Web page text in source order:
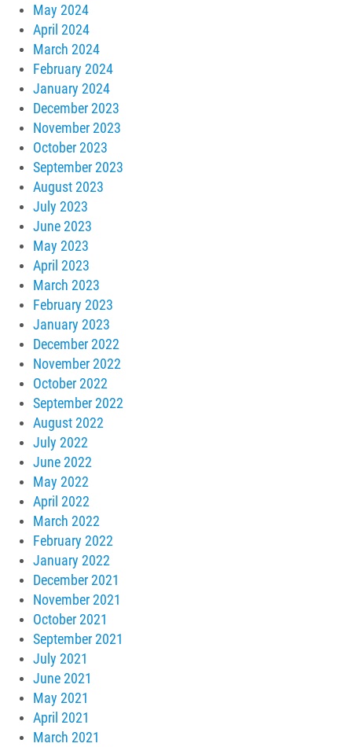
May 2024
April 2024
March 2024
February 2024
January 2024
December 2023
November 2023
October 2023
September 2023
August 2023
July 2023
June 2023
May 2023
April 2023
March 2023
February 2023
January 2023
December 2022
November 2022
October 2022
September 2022
August 2022
July 2022
June 2022
May 2022
April 2022
March 2022
February 2022
January 2022
December 2021
November 2021
October 2021
September 2021
July 2021
June 2021
May 2021
April 2021
March 2021